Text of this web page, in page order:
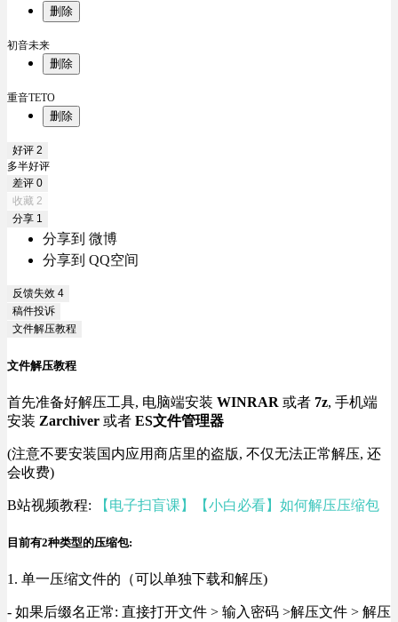
删除
初音未来
删除
重音TETO
删除
好评 2
多半好评
差评 0
收藏 2
分享 1
分享到 微博
分享到 QQ空间
反馈失效 4
稿件投诉
文件解压教程
文件解压教程
首先准备好解压工具, 电脑端安装 WINRAR 或者 7z, 手机端
安装 Zarchiver 或者 ES文件管理器
(注意不要安装国内应用商店里的盗版, 不仅无法正常解压, 还
会收费)
B站视频教程: 【电子扫盲课】【小白必看】如何解压压缩包
目前有2种类型的压缩包:
1. 单一压缩文件的（可以单独下载和解压)
- 如果后缀名正常: 直接打开文件 > 输入密码 >解压文件 > 解压